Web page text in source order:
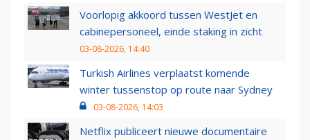
Voorlopig akkoord tussen WestJet en
cabinepersoneel, einde staking in zicht
03-08-2026, 14:40
Turkish Airlines verplaatst komende
winter tussenstop op route naar Sydney
03-08-2026, 14:03
Netflix publiceert nieuwe documentaire